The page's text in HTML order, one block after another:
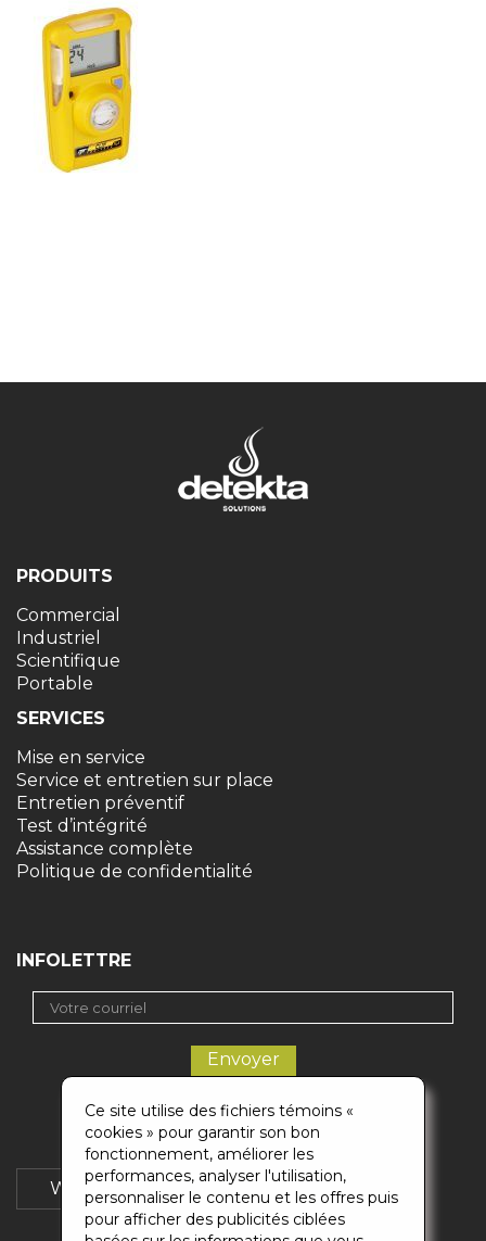
PRODUITS
Commercial
Industriel
Scientifique
Portable
SERVICES
Mise en service
Service et entretien sur place
Entretien préventif
Test d’intégrité
Assistance complète
Politique de confidentialité
INFOLETTRE
Wikigaz Soumission
Ce site utilise des fichiers témoins «
cookies » pour garantir son bon
fonctionnement, améliorer les
performances, analyser l'utilisation,
personnaliser le contenu et les offres puis
pour afficher des publicités ciblées